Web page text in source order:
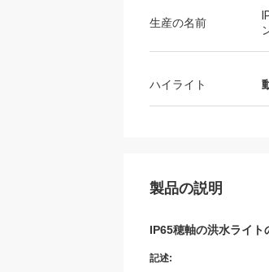
生産の名前
ハイライト
製品の説明
IP65穂軸の洪水ライ
記述: